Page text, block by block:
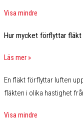
Visa mindre
Hur mycket förflyttar fläkt
Läs mer »
En fläkt förflyttar luften
fläkten i olika hastighet
Visa mindre